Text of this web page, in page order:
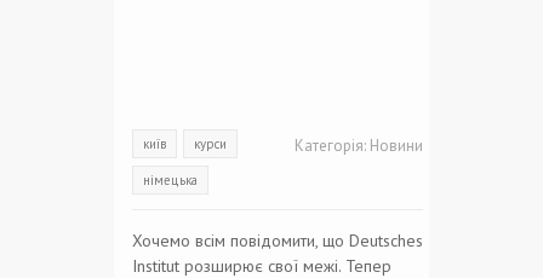
київ курси
німецька
Категорія: Новини
Хочемо всім повідомити, що Deutsches
Institut розширює свої межі. Тепер